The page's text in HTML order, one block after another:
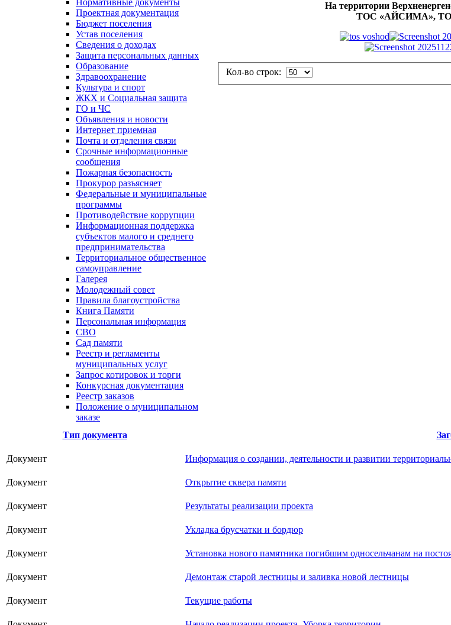
Нормативные документы
Проектная документация
Бюджет поселения
Устав поселения
Сведения о доходах
Защита персональных данных
Образование
Здравоохранение
Культура и спорт
ЖКХ и Социальная защита
ГО и ЧС
Объявления и новости
Интернет приемная
Почта и отделения связи
Срочные информационные
сообщения
Пожарная безопасность
Прокурор разъясняет
Федеральные и муниципальные
программы
Противодействие коррупции
Информационная поддержка
субъектов малого и среднего
предпринимательства
Территориальное общественное
самоуправление
Галерея
Молодежный совет
Правила благоустройства
Книга Памяти
Персональная информация
СВО
Сад памяти
Реестр и регламенты
муниципальных услуг
Запрос котировок и торги
Конкурсная документация
Реестр заказов
Положение о муниципальном
заказе
На территории
ТОС «АЙСИМА»,
Кол-во строк:
Тип документа
Документ
Информация о создании, деятельности и развитии
Документ
Открытие сквера памяти
Документ
Результаты реализации проекта
Документ
Укладка брусчатки и бордюр
Документ
Установка нового памятника погибшим односельчанам на
Документ
Демонтаж старой лестницы и заливка новой лестницы
Документ
Текущие работы